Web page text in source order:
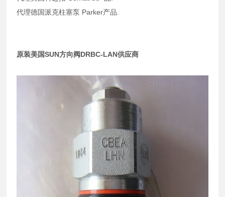
代理德国派克柱塞泵 Parker产品.
原装美国SUN方向阀DRBC-LAN供应商